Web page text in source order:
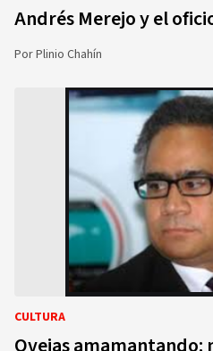
Andrés Merejo y el
PorPlinio Chahín
CULTURA